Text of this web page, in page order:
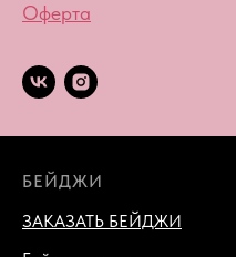
Оферта
БЕЙДЖИ
ЗАКАЗАТЬ БЕЙДЖИ